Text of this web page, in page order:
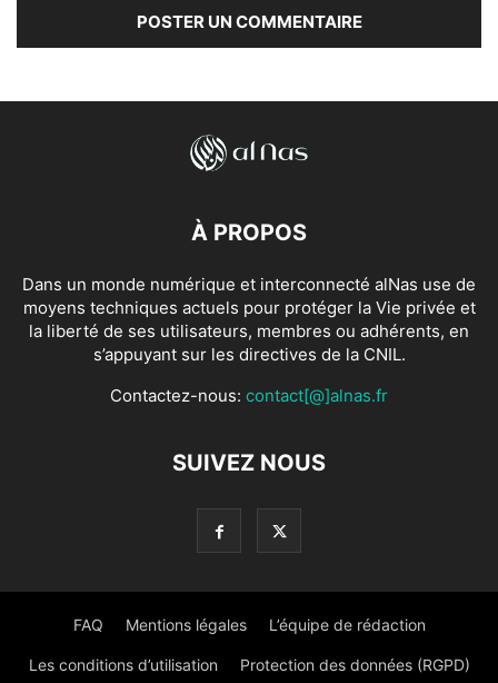
À PROPOS
Dans un monde numérique et interconnecté alNas use de
moyens techniques actuels pour protéger la Vie privée et
la liberté de ses utilisateurs, membres ou adhérents, en
s’appuyant sur les directives de la CNIL.
Contactez-nous: contact[@]alnas.fr
SUIVEZ NOUS
FAQ Mentions légales L’équipe de rédaction
Les conditions d’utilisation Protection des données (RGPD)